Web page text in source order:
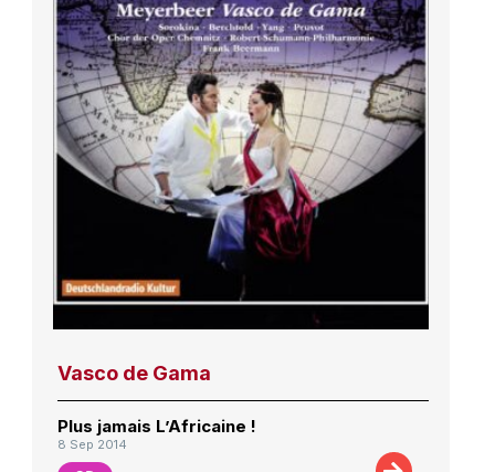
Vasco de Gama
Plus jamais L’Africaine !
8 Sep 2014